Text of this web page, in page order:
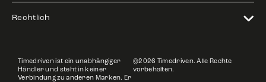
Rechtlich
Timedriven ist ein unabhängiger
Händler und steht in keiner
Verbindung zu anderen Marken. Er
©2026 Timedriven. Alle Rechte
vorbehalten.